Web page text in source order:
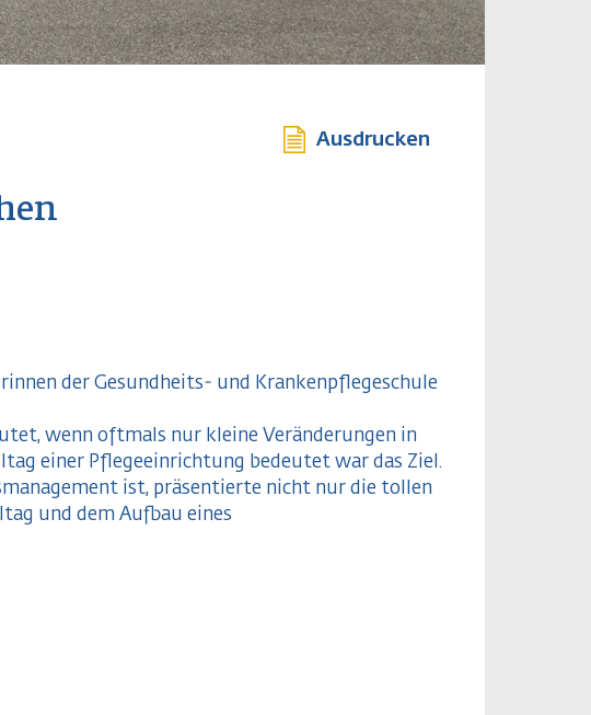
Ausdrucken
der Gesundheits- und Krankenpflegeschule
wenn oftmals nur kleine Veränderungen in
einer Pflegeeinrichtung bedeutet war das Ziel.
ist, präsentierte nicht nur die tollen
und dem Aufbau eines